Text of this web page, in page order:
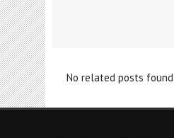
No related posts found